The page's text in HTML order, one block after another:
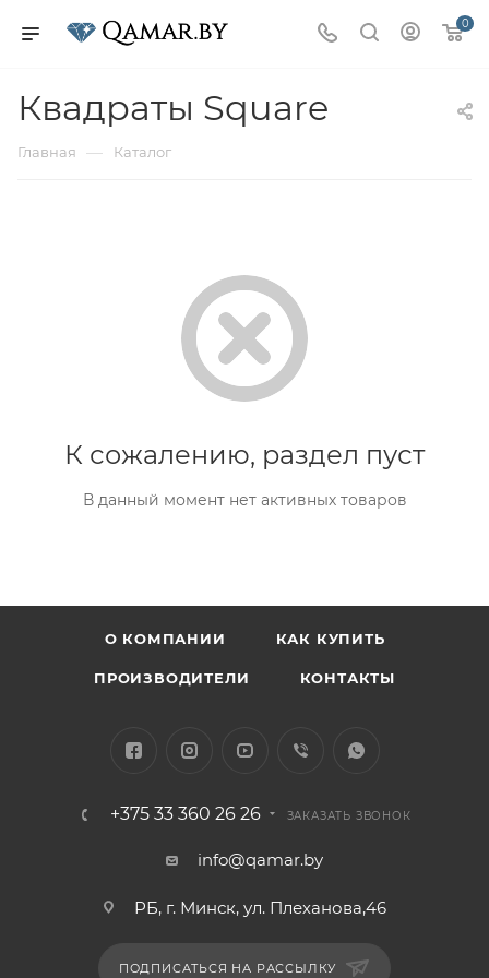
0
Квадраты Square
Главная — Каталог
К сожалению, раздел пуст
В данный момент нет активных товаров
О КОМПАНИИ КАК КУПИТЬ
ПРОИЗВОДИТЕЛИ КОНТАКТЫ
+375 33 360 26 26 ЗАКАЗАТЬ ЗВОНОК
info@qamar.by
РБ, г. Минск, ул. Плеханова,46
ПОДПИСАТЬСЯ НА РАССЫЛКУ